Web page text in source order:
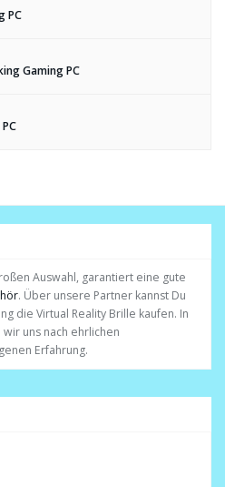
PC
Gaming PC
Auswahl, garantiert eine gute
. Über unsere Partner kannst Du
die Virtual Reality Brille kaufen. In
uns nach ehrlichen
Erfahrung.